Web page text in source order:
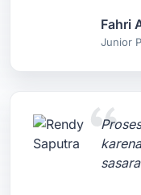
Fahri
Junior